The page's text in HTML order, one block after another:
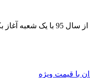
با بهره مندی از